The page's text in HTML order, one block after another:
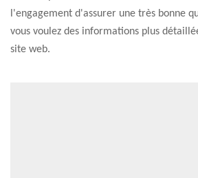
l'engagement d'assurer une très bonne
vous voulez des informations plus
site web.